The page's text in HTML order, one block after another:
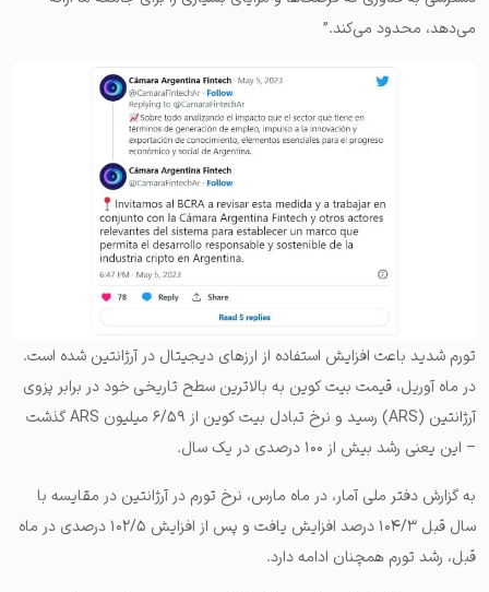
می‌دهد، محدود می‌کند.”
تورم شدید باعث افزایش استفاده از ارزهای دیجیتال در آرژانتین شده است.
در ماه آوریل، قیمت بیت کوین به بالاترین سطح تاریخی خود در برابر پزوی
آرژانتین (ARS) رسید و نرخ تبادل بیت کوین از ۶/۵۹ میلیون ARS گذشت
– این یعنی رشد بیش از ۱۰۰ درصدی در یک سال.
به گزارش دفتر ملی آمار، در ماه مارس، نرخ تورم در آرژانتین در مقایسه با
سال قبل ۱۰۴/۳ درصد افزایش یافت و پس از افزایش ۱۰۲/۵ درصدی در ماه
قبل، رشد تورم همچنان ادامه دارد.